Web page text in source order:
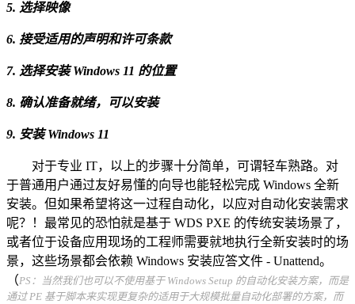
5. 选择映像
6. 接受适用的声明和许可条款
7. 选择安装 Windows 11 的位置
8. 确认准备就绪，可以安装
9. 安装 Windows 11
对于专业 IT，以上的步骤十分简单，可谓轻车熟路。对
于普通用户通过友好易懂的向导也能轻松完成 Windows 全新
安装。但如果希望将这一过程自动化，以应对自动化安装需求
呢？！最常见的恐怕就是基于 WDS PXE 的传统安装场景了，
或者位于设备应用现场的工程师需要就地执行全新安装时的场
景，这些场景都会依赖 Windows 安装应答文件 - Unattend。
（PS：当然我们也可以不使用基于 Windows Setup 的自动化安装方案，而是
通过 PE 基于脚本来实现更复杂的适用于大规模批量自动化部署的方案，而